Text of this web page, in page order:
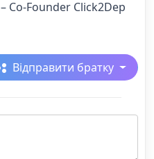
– Co-Founder Click2Dep
Відправити братку